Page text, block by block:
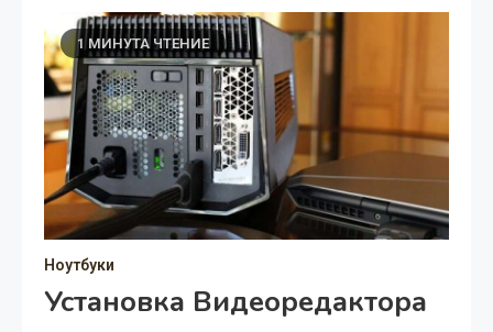
1 МИНУТА ЧТЕНИЕ
Ноутбуки
Установка Видеоредактора